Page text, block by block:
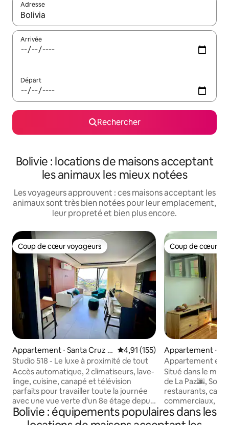
Adresse
Lorsque les résultats s'affichent, utilisez les flèches vers le
Arrivée
Départ
Rechercher
Bolivie : locations de maisons acceptant
les animaux les mieux notées
Les voyageurs approuvent : ces maisons acceptant les
animaux sont très bien notées pour leur emplacement,
leur propreté et bien plus encore.
Coup de cœur voyageurs
Coup de cœur voyageurs
Appartement ⋅ Santa Cruz d
e la Sierra
Évaluation moyenne sur la
4,91 (155)
Studio 518 - Le luxe à proximité de tout
Accès automatique, 2 climatiseurs, lave-
linge, cuisine, canapé et télévision
parfaits pour travailler toute la journée
avec une vue verte d'un 8e étage depuis
le quartier le plus prisé de la ville,
Equipetrol. Si vous vous ennuyez, vous
Coup de cœur
Coup de cœur
Appartement ⋅ La
Appartement
quartier de La Paz
Situé dans le
de La Paz🌆,
restaurants,
commerciaux,
plus encore🛍️🍸.
bâtiment
Bolivie : équipements populaires dans les